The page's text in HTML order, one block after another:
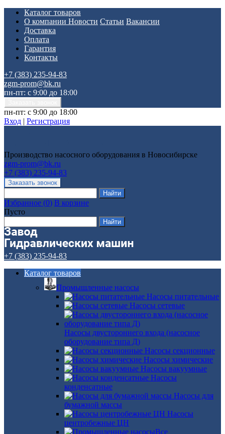
Каталог товаров
О компании Новости Статьи Вакансии
Доставка
Оплата
Гарантия
Контакты
+7 (383) 235-94-83
zgm-prom@bk.ru
пн-пт: с 9:00 до 18:00
пн-пт: с 9:00 до 18:00
Вход | Регистрация
Производство насосного оборудования в Новосибирске
zgm-prom@bk.ru
+7 (383) 235-94-83
Избранное (0) В корзине
Пусто
+7 (383) 235-94-83
Каталог товаров
Промышленные насосы
Насосы питательные
Насосы сетевые
Насосы двустороннего входа (насосное
оборудование типа Д)
Насосы секционные
Насосы химические
Насосы вакуумные
Насосы
конденсатные
Насосы для
бумажной массы
Насосы
центробежные ЦН
Все